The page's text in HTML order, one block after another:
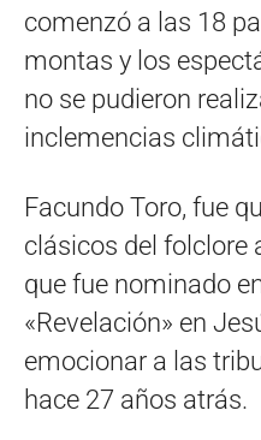
comenzó a las 18
montas y los
no se pudieron
inclemencias
Facundo Toro, fue
clásicos del folclore
que fue nominado
«Revelación» en
emocionar a las
hace 27 años atrás.